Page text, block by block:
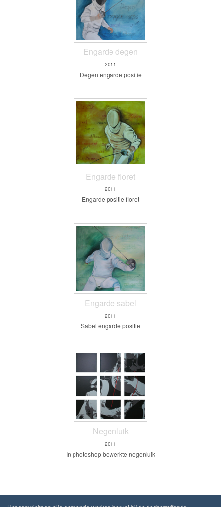
Engarde degen
2011
Degen engarde positie
Engarde floret
2011
Engarde positie floret
Engarde sabel
2011
Sabel engarde positie
Negenluik
2011
In photoshop bewerkte negenluik